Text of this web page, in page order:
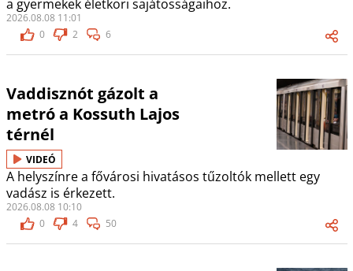
a gyermekek életkori sajátosságaihoz.
2026.08.08 11:01
0
2 6
Vaddisznót gázolt a
metró a Kossuth Lajos
térnél
VIDEÓ
A helyszínre a fővárosi hivatásos tűzoltók mellett egy
vadász is érkezett.
2026.08.08 10:10
0
4 50